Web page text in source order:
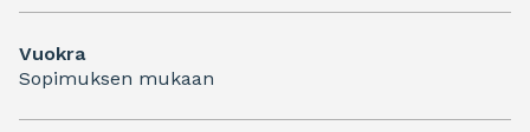
Vuokra
Sopimuksen mukaan